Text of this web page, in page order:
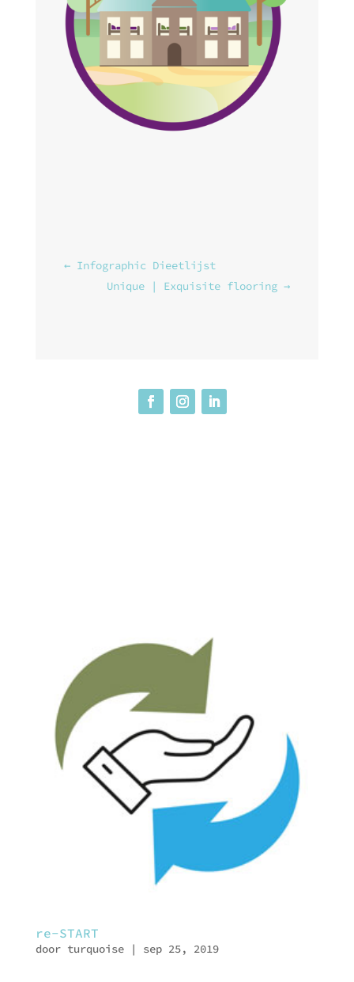
← Infographic Dieetlijst
Unique | Exquisite flooring →
re-START
door turquoise| sep 25, 2019